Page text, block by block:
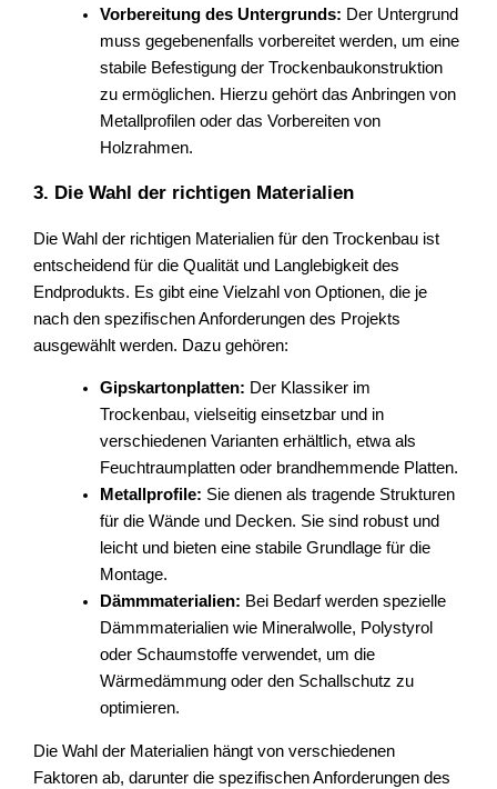
Vorbereitung des Untergrunds: Der Untergrund
muss gegebenenfalls vorbereitet werden, um eine
stabile Befestigung der Trockenbaukonstruktion
zu ermöglichen. Hierzu gehört das Anbringen von
Metallprofilen oder das Vorbereiten von
Holzrahmen.
3. Die Wahl der richtigen Materialien
Die Wahl der richtigen Materialien für den Trockenbau ist
entscheidend für die Qualität und Langlebigkeit des
Endprodukts. Es gibt eine Vielzahl von Optionen, die je
nach den spezifischen Anforderungen des Projekts
ausgewählt werden. Dazu gehören:
Gipskartonplatten: Der Klassiker im
Trockenbau, vielseitig einsetzbar und in
verschiedenen Varianten erhältlich, etwa als
Feuchtraumplatten oder brandhemmende Platten.
Metallprofile: Sie dienen als tragende Strukturen
für die Wände und Decken. Sie sind robust und
leicht und bieten eine stabile Grundlage für die
Montage.
Dämmmaterialien: Bei Bedarf werden spezielle
Dämmmaterialien wie Mineralwolle, Polystyrol
oder Schaumstoffe verwendet, um die
Wärmedämmung oder den Schallschutz zu
optimieren.
Die Wahl der Materialien hängt von verschiedenen
Faktoren ab, darunter die spezifischen Anforderungen des